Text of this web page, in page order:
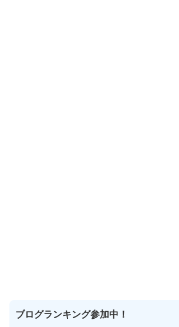
ブログランキング参加中！